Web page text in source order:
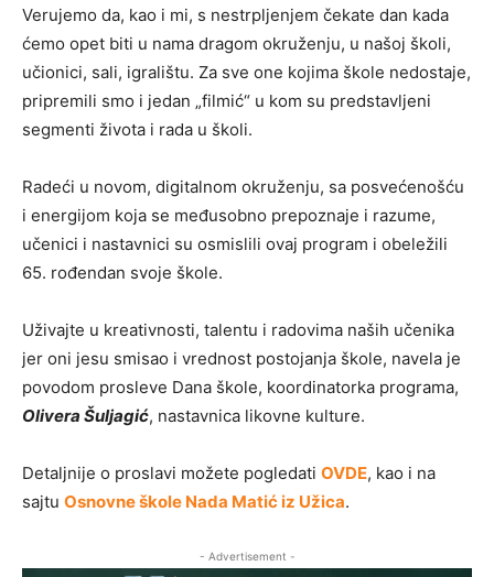
Verujemo da, kao i mi, s nestrpljenjem čekate dan kada
ćemo opet biti u nama dragom okruženju, u našoj školi,
učionici, sali, igralištu. Za sve one kojima škole nedostaje,
pripremili smo i jedan „filmić“ u kom su predstavljeni
segmenti života i rada u školi.
Radeći u novom, digitalnom okruženju, sa posvećenošću
i energijom koja se međusobno prepoznaje i razume,
učenici i nastavnici su osmislili ovaj program i obeležili
65. rođendan svoje škole.
Uživajte u kreativnosti, talentu i radovima naših učenika
jer oni jesu smisao i vrednost postojanja škole, navela je
povodom prosleve Dana škole, koordinatorka programa,
Olivera Šuljagić, nastavnica likovne kulture.
Detaljnije o proslavi možete pogledati OVDE, kao i na
sajtu Osnovne škole Nada Matić iz Užica.
- Advertisement -